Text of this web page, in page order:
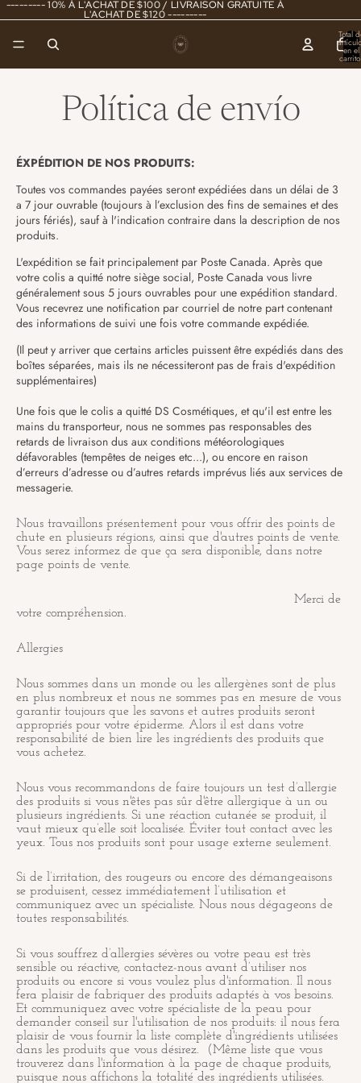
--------- 10% À L'ACHAT DE $100 / LIVRAISON GRATUITE À
L'ACHAT DE $120 ---------
Total
en el
0
Política de envío
ÉXPÉDITION DE NOS PRODUITS:
Toutes vos commandes payées seront expédiées dans un délai de 3
a 7 jour ouvrable (toujours à l’exclusion des fins de semaines et des
jours fériés), sauf à l'indication contraire dans la description de nos
produits.
L'expédition se fait principalement par Poste Canada. Après que
votre colis a quitté notre siège social, Poste Canada vous livre
généralement sous 5 jours ouvrables pour une expédition standard.
Vous recevrez une notification par courriel de notre part contenant
des informations de suivi une fois votre commande expédiée.
(Il peut y arriver que certains articles puissent être expédiés dans des
boîtes séparées, mais ils ne nécessiteront pas de frais d'expédition
supplémentaires)
Une fois que le colis a quitté DS Cosmétiques, et qu'il est entre les
mains du transporteur, nous ne sommes pas responsables des
retards de livraison dus aux conditions météorologiques
défavorables (tempêtes de neiges etc...), ou encore en raison
d’erreurs d’adresse ou d’autres retards imprévus liés aux services de
messagerie.
Nous travaillons présentement pour vous offrir des points de
chute en plusieurs régions, ainsi que d'autres points de vente.
Vous serez informez de que ça sera disponible, dans notre
page points de vente.
Merci de
votre compréhension.
Allergies
​Nous sommes dans un monde ou les allergènes sont de plus
en plus nombreux et nous ne sommes pas en mesure de vous
garantir toujours que les savons et autres produits seront
appropriés pour votre épiderme. Alors il est dans votre
responsabilité de bien lire les ingrédients des produits que
vous achetez.
Nous vous recommandons de faire toujours un test d’allergie
des produits si vous n'êtes pas sûr d'être allergique à un ou
plusieurs ingrédients. Si une réaction cutanée se produit, il
vaut mieux qu’elle soit localisée. Éviter tout contact avec les
yeux. Tous nos produits sont pour usage externe seulement.
Si de l’irritation, des rougeurs ou encore des démangeaisons
se produisent, cessez immédiatement l’utilisation et
communiquez avec un spécialiste. Nous nous dégageons de
toutes responsabilités.
Si vous souffrez d’allergies sévères ou votre peau est très
sensible ou réactive, contactez-nous avant d’utiliser nos
produits ou encore si vous voulez plus d'information. Il nous
fera plaisir de fabriquer des produits adaptés à vos besoins.
Et communiquez avec votre spécialiste de la peau pour
demander conseil sur l'utilisation de nos produits: il nous fera
plaisir de vous fournir la liste complète d'ingrédients utilisées
dans les produits que vous désirez. (Même liste que vous
trouverez dans l'information à la page de chaque produits,
puisque nous affichons la totalité des ingrédients utilisées.